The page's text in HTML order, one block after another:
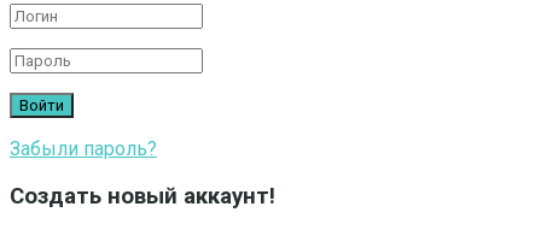
Забыли пароль?
Создать новый аккаунт!